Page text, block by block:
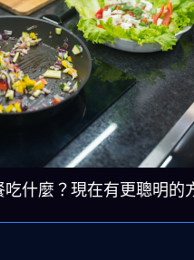
什麼？現在有更聰明的